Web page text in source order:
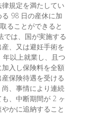
規定を満たしてい
98 日の産休に加
ることができると
では、国が実施する
、又は避妊手術を
以上就業し、且つ
入し保険料を全額
保険待遇を受ける
、事情により連続
、中断期間が 2 ヶ
かに追納すること